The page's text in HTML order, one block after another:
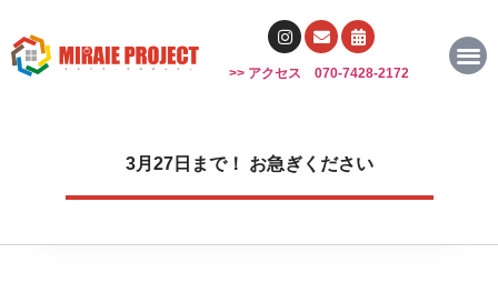
>> アクセス 070-7428-2172
3月27日まで！ お急ぎください